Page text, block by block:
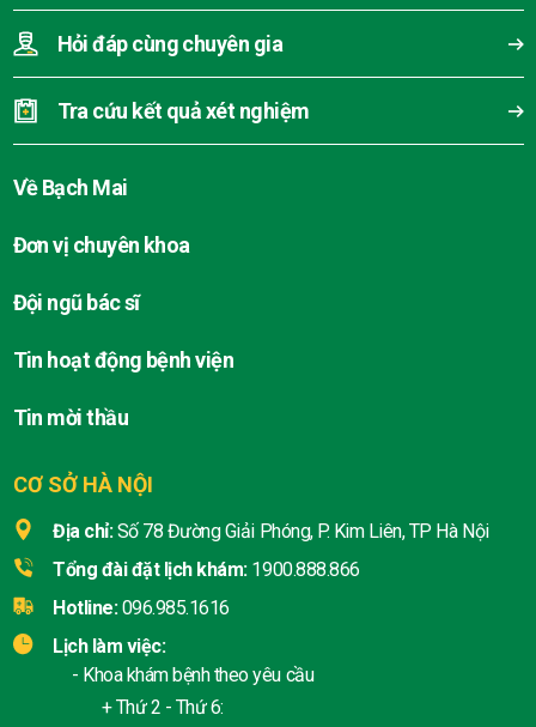
CƠ SỞ HÀ NỘI
Địa chỉ: Số 78 Đường Giải Phóng, P. Kim Liên, TP Hà Nội
Tổng đài đặt lịch khám: 1900.888.866
Hotline: 096.985.1616
Lịch làm việc:
- Khoa khám bệnh theo yêu cầu
+ Thứ 2 - Thứ 6:
Hỏi đáp cùng chuyên gia
Tra cứu kết quả xét nghiệm
Về Bạch Mai
Đơn vị chuyên khoa
Đội ngũ bác sĩ
Tin hoạt động bệnh viện
Tin mời thầu